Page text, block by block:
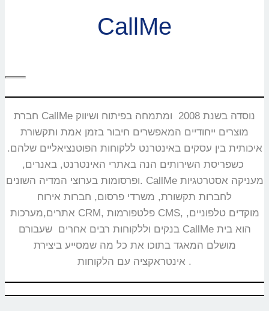
CallMe
חברת CallMe נוסדה בשנת 2008 ומתמחה בפיתוח ושיווק
מוצרים ייחודיים המאפשרים חיבור בזמן אמת ותקשורת
איכותית בין עסקים באינטרנט ללקוחות הפוטנציאליים שלהם.
כשפריסת השירותים הנה באתרי האינטרנט, באנרים,
ופרסומות בערוצי המדיה השונים. CallMe מעניקה אסטרטגיות
לחברות תקשורת, משרדי פרסום, חברות אירוח
אתרים,מערכות CRM, פלטפורמות CMS, מוקדים טלפוניים,
בנקים וללקוחות רבים אחרים שעבורם CallMe הוא בית
מושלם המאגד בתוכו את כל מה שמסייע ביצירת
אינטראקציה עם הלקוחות.